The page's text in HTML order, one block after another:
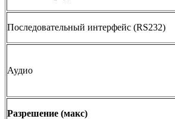
Последовательный интерфейс (RS232)
Аудио
Разрешение (макс)